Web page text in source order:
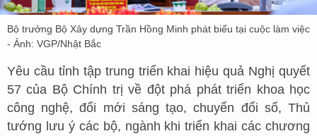
Bộ trưởng Bộ Xây dựng Trần Hồng Minh phát biểu tại cuộc làm việc
- Ảnh: VGP/Nhật Bắc
Yêu cầu tỉnh tập trung triển khai hiệu quả Nghị quyết
57 của Bộ Chính trị về đột phá phát triển khoa học
công nghệ, đổi mới sáng tạo, chuyển đổi số, Thủ
tướng lưu ý các bộ, ngành khi triển khai các chương